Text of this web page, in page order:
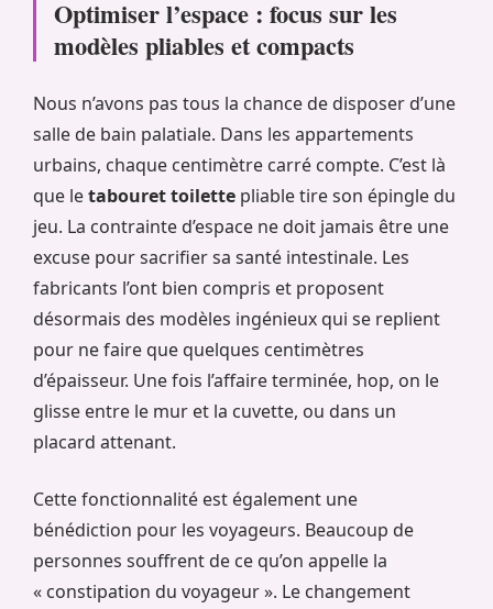
Optimiser l’espace : focus sur les
modèles pliables et compacts
Nous n’avons pas tous la chance de disposer d’une
salle de bain palatiale. Dans les appartements
urbains, chaque centimètre carré compte. C’est là
que letabouret toilette pliable tire son épingle du
jeu. La contrainte d’espace ne doit jamais être une
excuse pour sacrifier sa santé intestinale. Les
fabricants l’ont bien compris et proposent
désormais des modèles ingénieux qui se replient
pour ne faire que quelques centimètres
d’épaisseur. Une fois l’affaire terminée, hop, on le
glisse entre le mur et la cuvette, ou dans un
placard attenant.
Cette fonctionnalité est également une
bénédiction pour les voyageurs. Beaucoup de
personnes souffrent de ce qu’on appelle la
« constipation du voyageur ». Le changement